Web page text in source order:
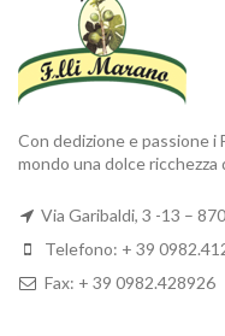
Con dedizione e passione i
mondo una dolce ricchezza
Via Garibaldi, 3 -13 –
Telefono: + 39
Fax: + 39 0982.428926